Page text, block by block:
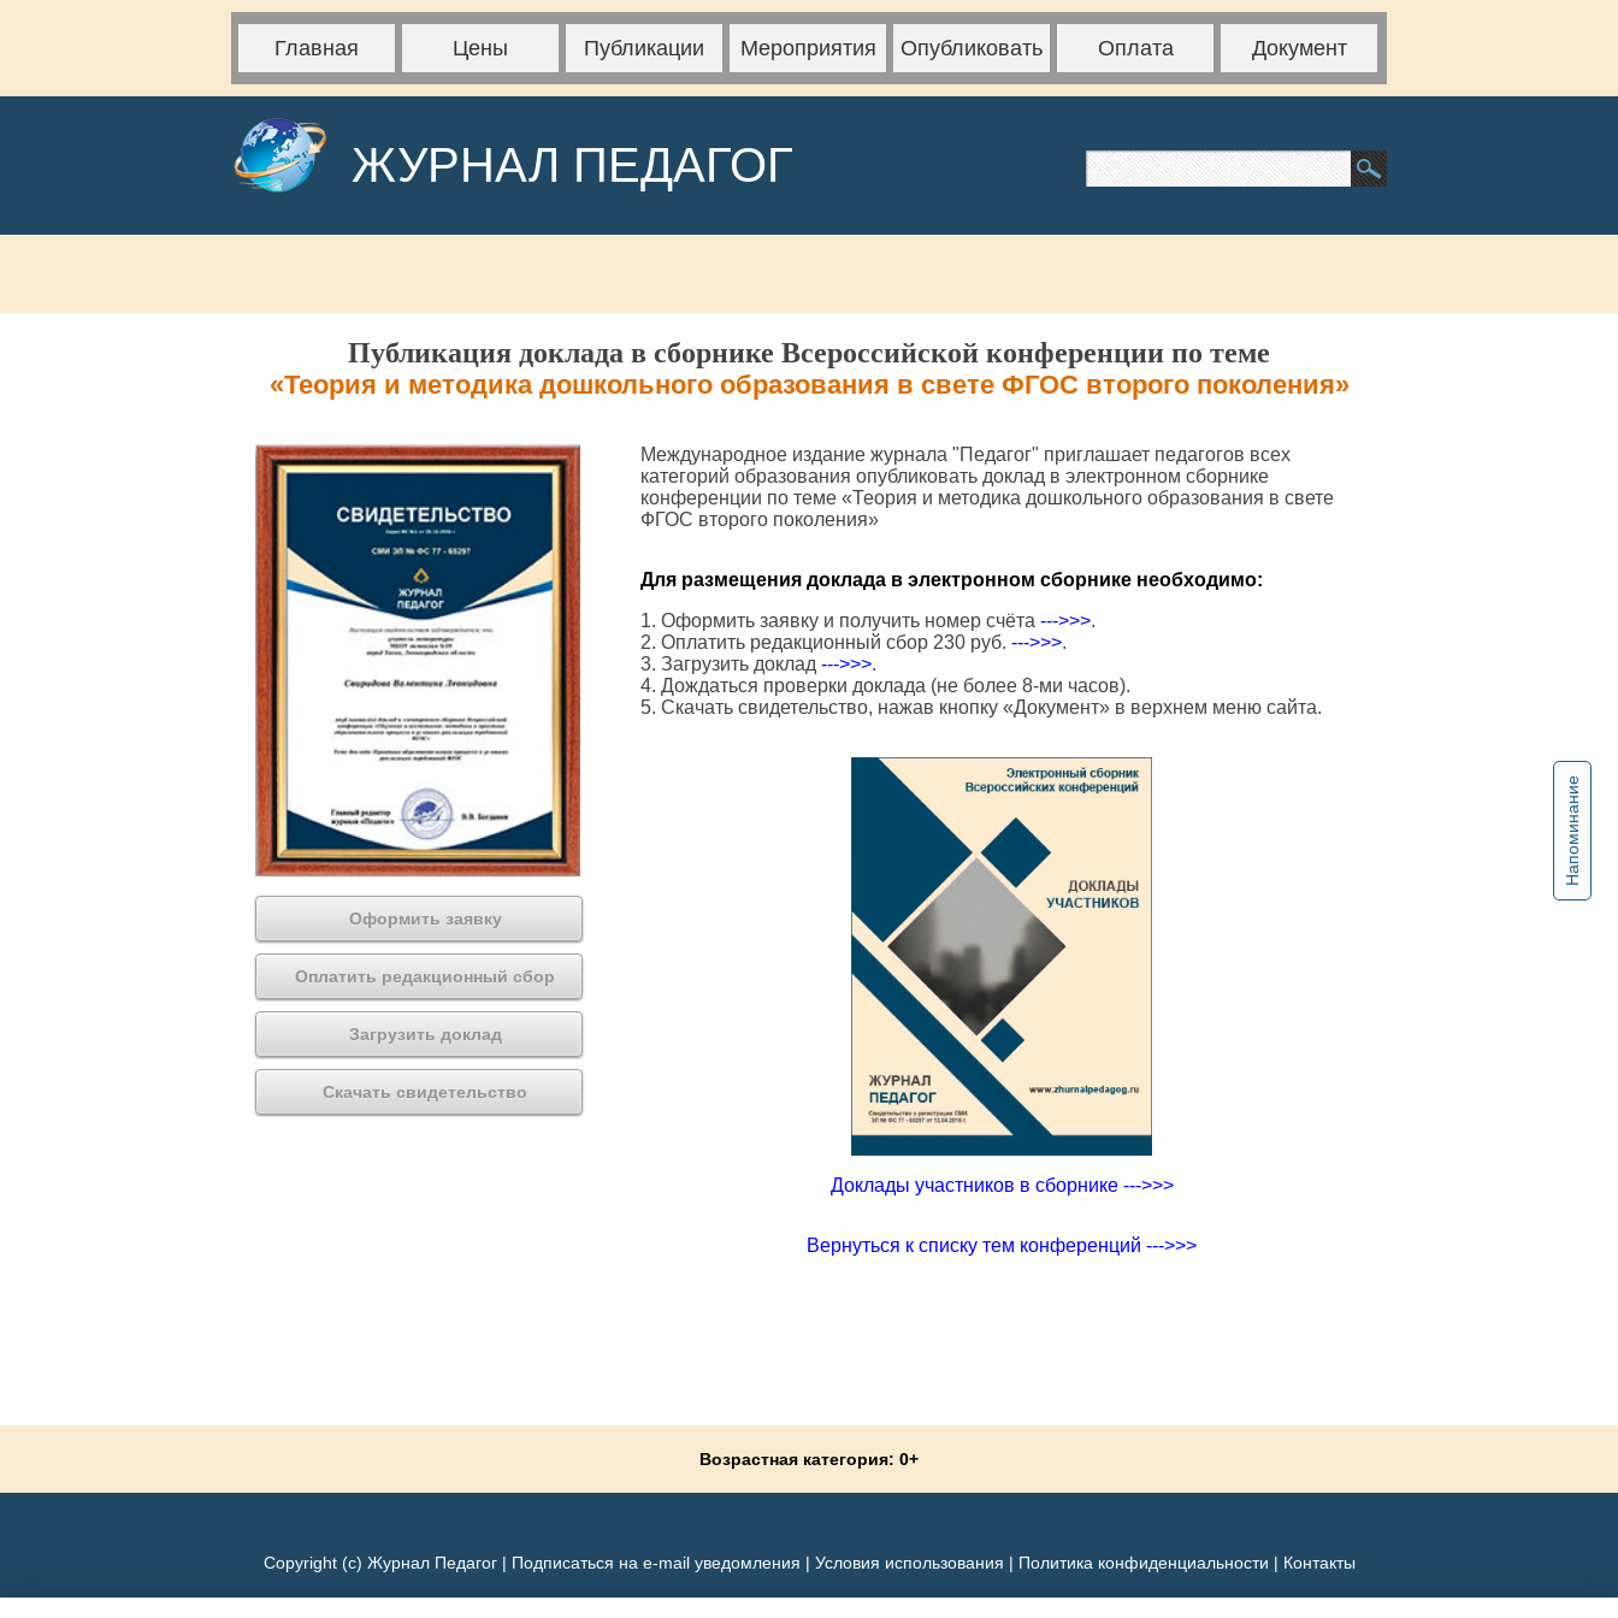
Главная Цены Публикации Мероприятия Опубликовать Оплата Документ
ЖУРНАЛ ПЕДАГОГ
Напоминание
Публикация доклада в сборнике Всероссийской конференции по теме
«Теория и методика дошкольного образования в свете ФГОС второго поколения»
Оформить заявку
Оплатить редакционный сбор
Загрузить доклад
Скачать свидетельство
Международное издание журнала "Педагог" приглашает педагогов всех
категорий образования опубликовать доклад в электронном сборнике
конференции по теме «Теория и методика дошкольного образования в свете
ФГОС второго поколения»
Для размещения доклада в электронном сборнике необходимо:
1. Оформить заявку и получить номер счёта --->>>.
2. Оплатить редакционный сбор 230 руб. --->>>.
3. Загрузить доклад --->>>.
4. Дождаться проверки доклада (не более 8-ми часов).
5. Скачать свидетельство, нажав кнопку «Документ» в верхнем меню сайта.
Доклады участников в сборнике --->>>
Вернуться к списку тем конференций --->>>
Возрастная категория: 0+
Copyright (c) Журнал Педагог | Подписаться на e-mail уведомления | Условия использования | Политика конфиденциальности | Контакты